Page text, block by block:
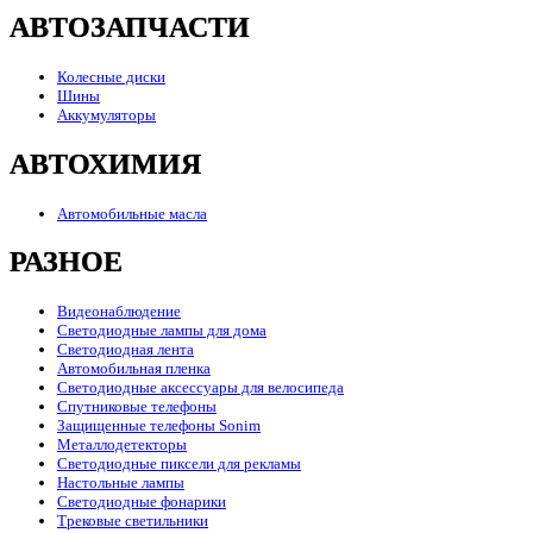
АВТОЗАПЧАСТИ
Колесные диски
Шины
Аккумуляторы
АВТОХИМИЯ
Автомобильные масла
РАЗНОЕ
Видеонаблюдение
Светодиодные лампы для дома
Светодиодная лента
Автомобильная пленка
Светодиодные аксессуары для велосипеда
Спутниковые телефоны
Защищенные телефоны Sonim
Металлодетекторы
Светодиодные пиксели для рекламы
Настольные лампы
Светодиодные фонарики
Трековые светильники